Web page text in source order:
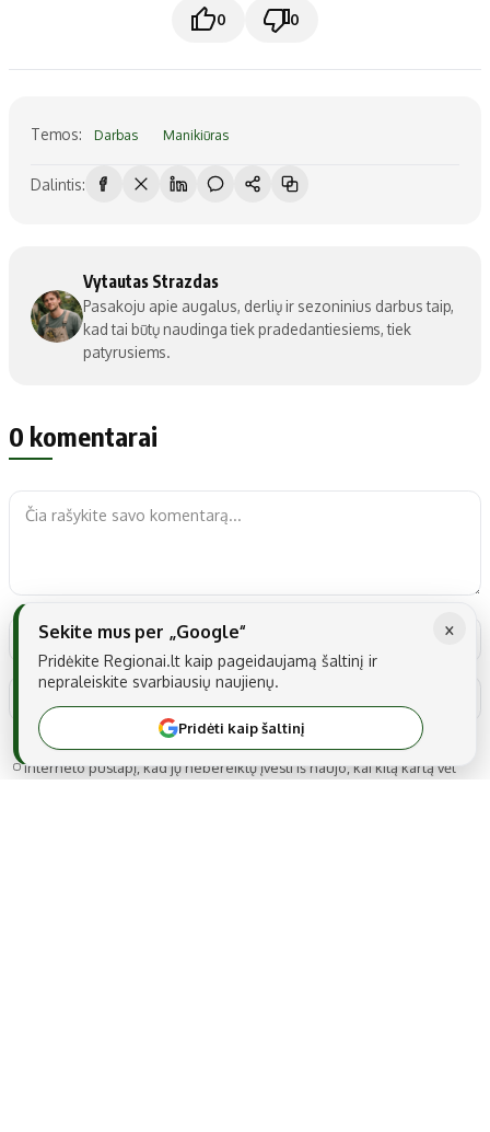
0 0
Temos: Darbas Manikiūras
Dalintis:
Vytautas Strazdas
Pasakoju apie augalus, derlių ir sezoninius darbus taip,
kad tai būtų naudinga tiek pradedantiesiems, tiek
patyrusiems.
0 komentarai
Noriu savo interneto naršyklėje išsaugoti vardą, el. pašto adresą ir
interneto puslapį, kad jų nebereiktų įvesti iš naujo, kai kitą kartą vėl
×
Sekite mus per „Google“
Pridėkite Regionai.lt kaip pageidaujamą šaltinį ir
nepraleiskite svarbiausių naujienų.
Pridėti kaip šaltinį